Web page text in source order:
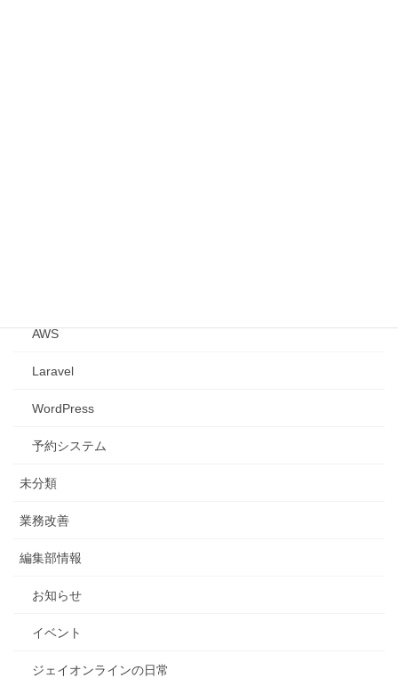
AWS
Laravel
WordPress
予約システム
未分類
業務改善
編集部情報
お知らせ
イベント
ジェイオンラインの日常